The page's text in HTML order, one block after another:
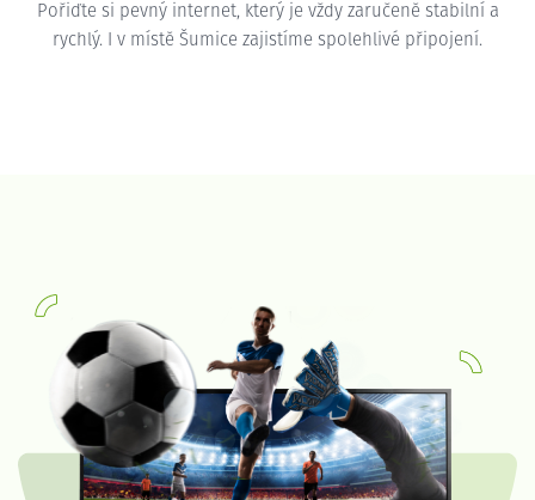
Pořiďte si pevný internet, který je vždy zaručeně stabilní a
rychlý. I v místě Šumice zajistíme spolehlivé připojení.